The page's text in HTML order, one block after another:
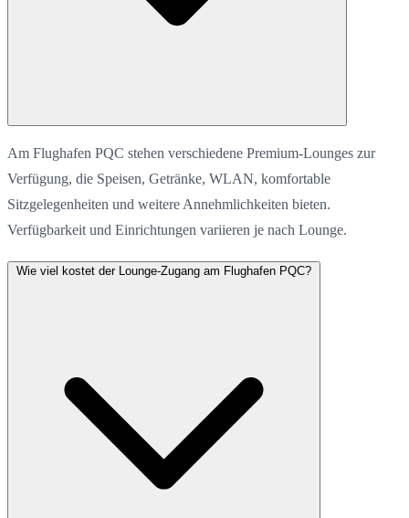
Am Flughafen PQC stehen verschiedene Premium-Lounges zur
Verfügung, die Speisen, Getränke, WLAN, komfortable
Sitzgelegenheiten und weitere Annehmlichkeiten bieten.
Verfügbarkeit und Einrichtungen variieren je nach Lounge.
Wie viel kostet der Lounge-Zugang am Flughafen PQC?